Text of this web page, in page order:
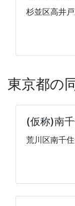
杉並区高井
東京都の
(仮称)南
荒川区南千